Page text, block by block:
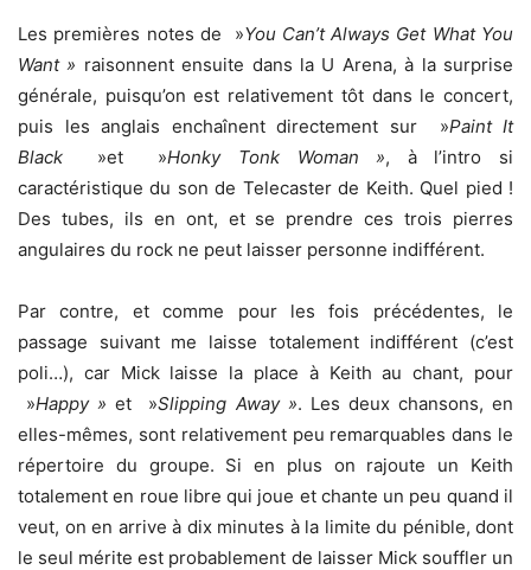
Les premières notes de »You Can’t Always Get What You
Want » raisonnent ensuite dans la U Arena, à la surprise
générale, puisqu’on est relativement tôt dans le concert,
puis les anglais enchaînent directement sur »Paint It
Black »et »Honky Tonk Woman », à l’intro si
caractéristique du son de Telecaster de Keith. Quel pied !
Des tubes, ils en ont, et se prendre ces trois pierres
angulaires du rock ne peut laisser personne indifférent.
Par contre, et comme pour les fois précédentes, le
passage suivant me laisse totalement indifférent (c’est
poli…), car Mick laisse la place à Keith au chant, pour
»Happy » et »Slipping Away ». Les deux chansons, en
elles-mêmes, sont relativement peu remarquables dans le
répertoire du groupe. Si en plus on rajoute un Keith
totalement en roue libre qui joue et chante un peu quand il
veut, on en arrive à dix minutes à la limite du pénible, dont
le seul mérite est probablement de laisser Mick souffler un